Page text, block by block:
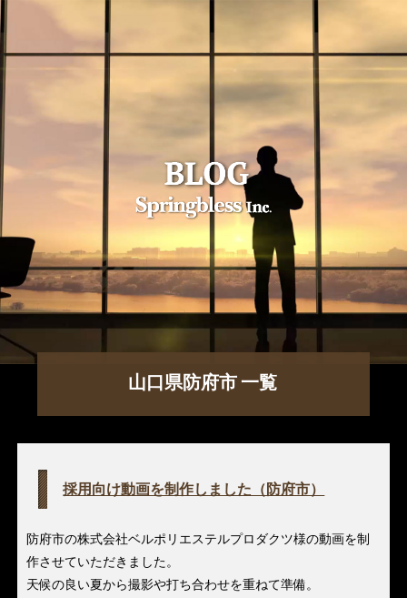
山口県防府市 一覧
採用向け動画を制作しました（防府市）
防府市の株式会社ベルポリエステルプロダクツ様の動画を制
作させていただきました。
天候の良い夏から撮影や打ち合わせを重ねて準備。